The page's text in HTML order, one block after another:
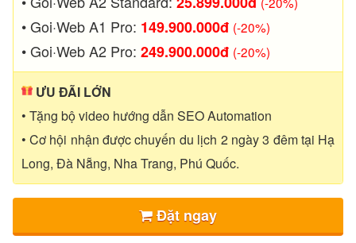
• Goi·Web A1 Pro: 149.900.000đ (-20%)
• Goi·Web A2 Pro: 249.900.000đ (-20%)
ƯU ĐÃI LỚN
• Tặng bộ video hướng dẫn SEO Automation
• Cơ hội nhận được chuyến du lịch 2 ngày 3 đêm tại Hạ
Long, Đà Nẵng, Nha Trang, Phú Quốc.
Đặt ngay